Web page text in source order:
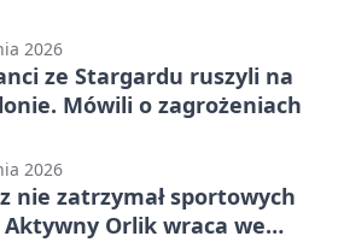
2026
ze Stargardu ruszyli na
Mówili o zagrożeniach
2026
nie zatrzymał sportowych
Aktywny Orlik wraca we